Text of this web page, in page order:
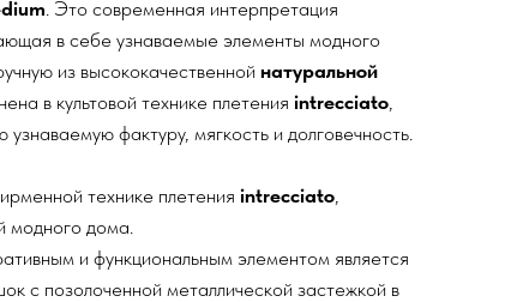
. Это современная интерпретация
в себе узнаваемые элементы модного
из высококачественной натуральной
в культовой технике плетения intrecciato
фактуру, мягкость и долговечность.
технике плетения intrecciato
модного дома.
и функциональным элементом является
с позолоченной металлической застежкой в